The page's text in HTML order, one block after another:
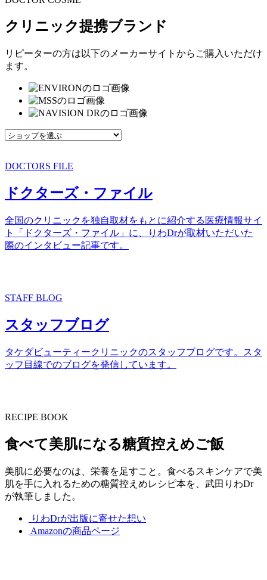
クリニック提携ブランド
リピーターの方は以下のメーカーサイトからご購入いただけ
ます。
DOCTORS FILE
ドクターズ・ファイル
全国のクリニックを独自取材をもとに紹介する医療情報サイ
ト「ドクターズ・ファイル」に、りわDrが取材いただいた
際のインタビュー記事です。
STAFF BLOG
スタッフブログ
タケダビューティークリニックのスタッフブログです。スタ
ッフ目線でのブログを発信しています。
RECIPE BOOK
食べて美肌になる糖質控えめご飯
美肌に必要なのは、栄養を足すこと。食べるスキンケアで美
肌を手に入れるための糖質控えめレシピ本を、武田りわDr
が執筆しました。
りわDrが出版に寄せた想い
Amazonの商品ページ